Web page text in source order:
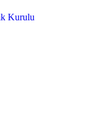
Kurulu